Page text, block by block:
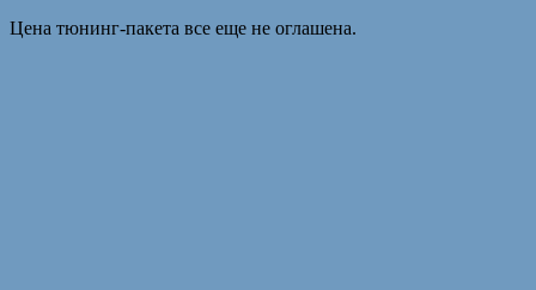
Цена тюнинг-пакета все еще не оглашена.